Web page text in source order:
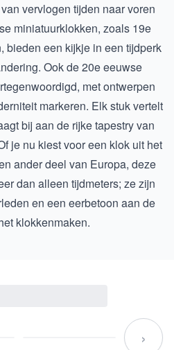
vervlogen tijden naar voren
miniatuurklokken, zoals 19e
, bieden een kijkje in een tijdperk
Ook de20e eeuwse
met ontwerpen
markeren. Elk stuk vertelt
bij aan de rijke tapestry van
je nu kiest voor een klok uit het
ander deel van Europa, deze
dan alleen tijdmeters; ze zijn
en een eerbetoon aan de
klokkenmaken.
›